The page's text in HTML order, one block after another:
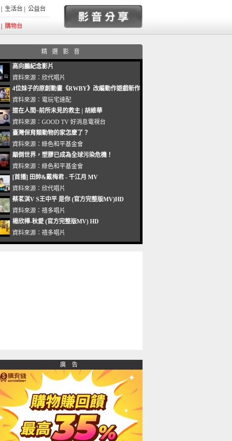
生活台 公益台
購物台
精選影音
高向鵬紀念影片
資料來源： 欣代唱片
4位妹子的原創動畫《RWBY》改編動作遊戲新作
曝光_電玩宅速配20221102
資料來源： 電玩宅速配
道在人間~前所未見的救主 | 胡維華
資料來源： GOOD TV 好消息電視台
臺灣保育類動物的家怎麼了？
資料來源： 綠色和平基金會
顛倒世界，塑膠已成為全球污染危機！
資料來源： 綠色和平基金會
[首播] 田帥&戴梅君 - 千江月 MV
資料來源： 欣代唱片
蔡茗淇V S王中平 是你 (官方完整版MV)HD
資料來源： 禧多唱片
楊欣樺-秋愛 (官方完整版MV) HD
資料來源： 禧多唱片
廣 告